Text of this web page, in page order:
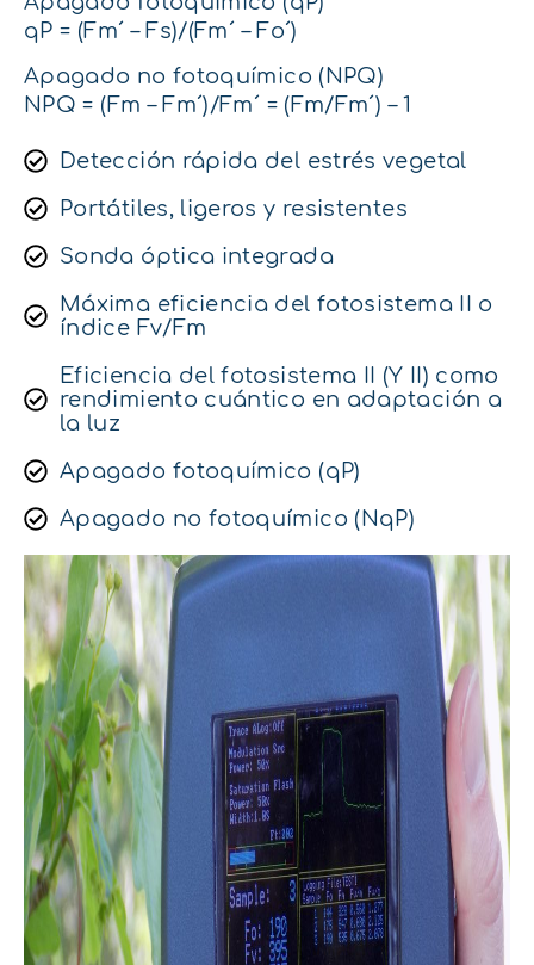
qP = (Fm´ – Fs)/(Fm´ – Fo´)
Apagado no fotoquímico (NPQ)
NPQ = (Fm – Fm´)/Fm´ = (Fm/Fm´) – 1
Detección rápida del estrés vegetal
Portátiles, ligeros y resistentes
Sonda óptica integrada
Máxima eficiencia del fotosistema II o
índice Fv/Fm
Eficiencia del fotosistema II (Y II) como
rendimiento cuántico en adaptación a
la luz
Apagado fotoquímico (qP)
Apagado no fotoquímico (NqP)